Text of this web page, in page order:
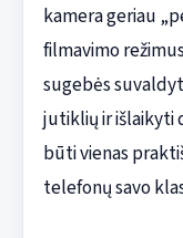
kamera geriau
filmavimo
sugebės
jutiklių ir išlaikyti
būti vienas
telefonų savo